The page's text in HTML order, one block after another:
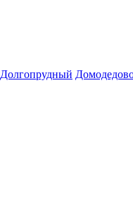
Долгопрудный